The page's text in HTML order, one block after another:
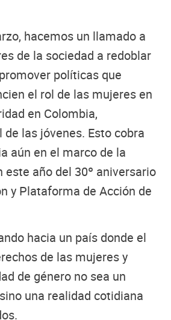
hacemos un llamado a
de la sociedad a redoblar
políticas que
el rol de las mujeres en
en Colombia,
de las jóvenes. Esto cobra
aún en el marco de la
este año del 30º aniversario
y Plataforma de Acción de
hacia un país donde el
de las mujeres y
de género no sea un
una realidad cotidiana